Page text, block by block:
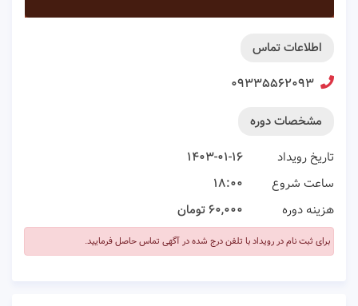
اطلاعات تماس
۰۹۳۳۵۵۶۲۰۹۳
مشخصات دوره
تاریخ رویداد
۱۴۰۳-۰۱-۱۶
ساعت شروع
۱۸:۰۰
هزینه دوره
۶۰,۰۰۰ تومان
برای ثبت نام در رویداد با تلفن درج شده در آگهی تماس حاصل فرمایید.